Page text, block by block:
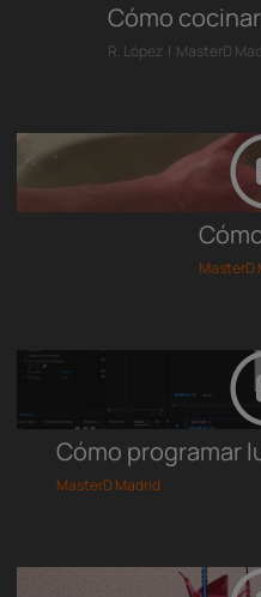
Cómo
R. López | MasterD
MasterD
Cómo programar
MasterD Madrid